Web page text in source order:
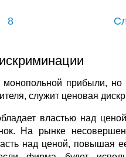
8
монопольной прибыли,
служит ценовая
властью над
На рынке
над ценой, повышая